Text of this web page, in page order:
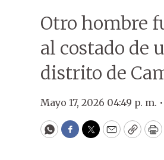
Otro hombre
al costado de
distrito de
Mayo 17, 2026 04:49 p. m. •
WhatsApp
Facebook
Twitter
EmailCopy